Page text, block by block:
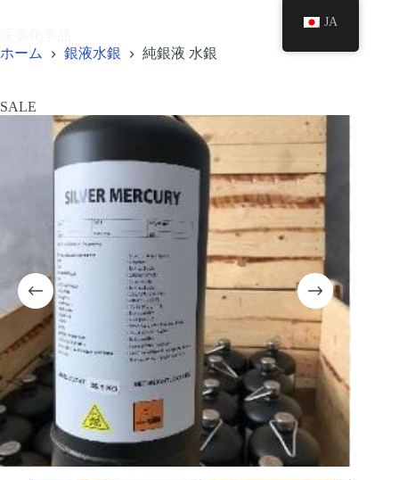
テ
ン
へ
ス
ホーム
銀液水銀 純銀液 水銀
SALE
JA